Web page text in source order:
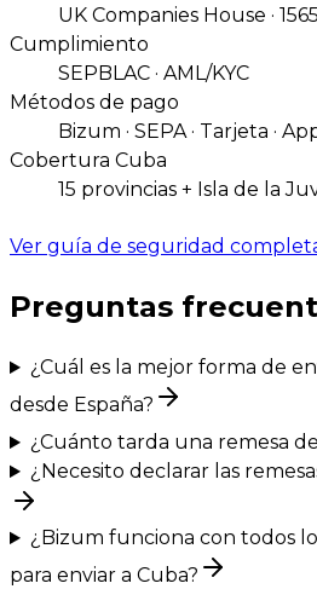
UK Companies House ·
Cumplimiento
SEPBLAC · AML/KYC
Métodos de pago
Bizum · SEPA · Tarjeta ·
Cobertura Cuba
15 provincias + Isla de la
Ver guía de seguridad
Preguntas
¿Cuál es la mejor forma de
desde España?
¿Cuánto tarda una remesa
¿Necesito declarar las
¿Bizum funciona con todos
para enviar a Cuba?